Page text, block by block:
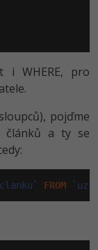
i WHERE, pro
pojďme
článků a ty se
FROM